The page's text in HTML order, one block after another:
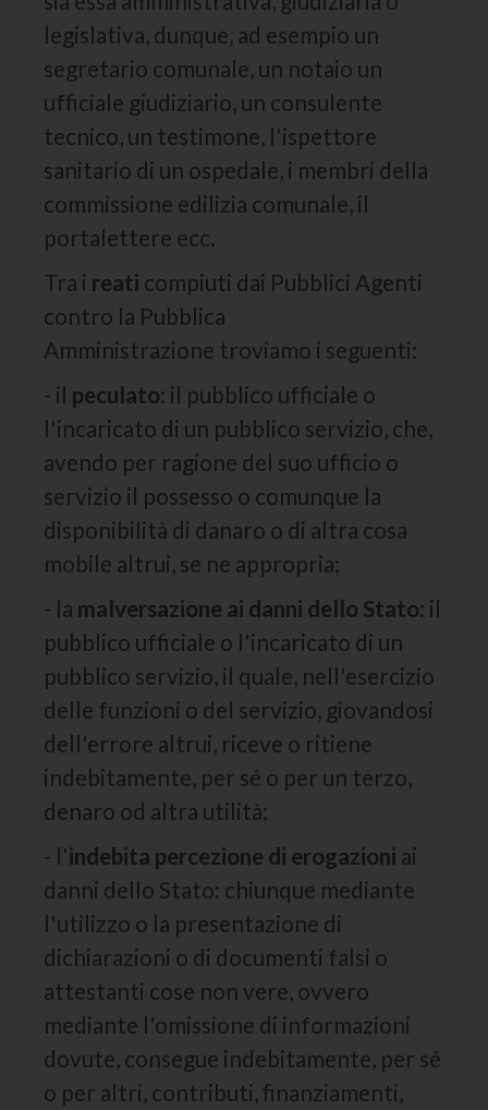
legislativa, dunque, ad esempio un
segretario comunale, un notaio un
ufficiale giudiziario, un consulente
tecnico, un testimone, l'ispettore
sanitario di un ospedale, i membri della
commissione edilizia comunale, il
portalettere ecc.
Tra i reati compiuti dai Pubblici Agenti
contro la Pubblica
Amministrazione troviamo i seguenti:
- il peculato: il pubblico ufficiale o
l'incaricato di un pubblico servizio, che,
avendo per ragione del suo ufficio o
servizio il possesso o comunque la
disponibilità di danaro o di altra cosa
mobile altrui, se ne appropria;
- la malversazione ai danni dello Stato: il
pubblico ufficiale o l'incaricato di un
pubblico servizio, il quale, nell'esercizio
delle funzioni o del servizio, giovandosi
dell'errore altrui, riceve o ritiene
indebitamente, per sé o per un terzo,
denaro od altra utilità;
- l'indebita percezione di erogazioni ai
danni dello Stato: chiunque mediante
l'utilizzo o la presentazione di
dichiarazioni o di documenti falsi o
attestanti cose non vere, ovvero
mediante l'omissione di informazioni
dovute, consegue indebitamente, per sé
o per altri, contributi, finanziamenti,